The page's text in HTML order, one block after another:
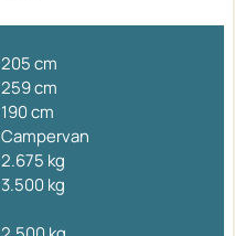
205 cm
259 cm
190 cm
Campervan
2.675 kg
3.500 kg